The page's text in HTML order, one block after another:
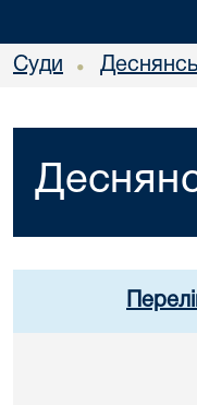
Суди •